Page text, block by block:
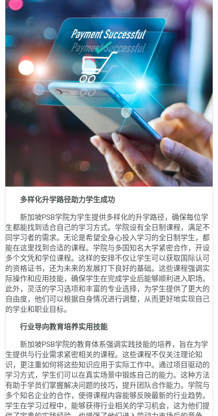
多样化升学路径助力学生成功
新加坡PSB学院为学生提供多样化的升学路径，确保每位学
生都能找到适合自己的学习方式。学院设有全日制课程，满足不
同学习者的需求。无论是希望全身心投入学习的全日制学生，都
能在这里找到合适的课程。学院与多国知名大学紧密合作，开设
多个文凭和学位课程。这样的安排不仅让学生可以获取国际认可
的资格证书，还为未来的发展打下良好的基础。这些课程强调实
际操作和应用技能，确保学生在完成学业后能够顺利进入职场。
此外，灵活的学习选项和丰富的专业选择，为学生提供了更大的
自由度，他们可以根据自身情况进行调整，从而更好地实现自己
的学业和职业目标。
行业导向教育培养实用技能
新加坡PSB学院的教育体系强调实践技能的培养，旨在为学
生提供与行业需求紧密相关的课程。这些课程不仅关注理论知
识，更注重如何将这些知识应用于实际工作中。通过项目驱动的
学习方式，学生们可以在真实场景中锻炼自己的能力。这种方法
有助于学员们掌握解决问题的技巧，提升团队合作能力。学院与
多个知名企业的合作，使得课程内容能够反映最新的行业趋势。
学生在学习过程中，能够获得行业相关的学习机会，这为他们提